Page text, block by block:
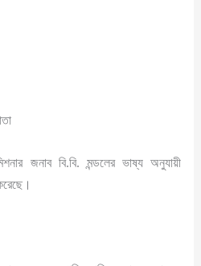
জনাব বি.বি. মন্ডলের ভাষ্য অনুযায়ী